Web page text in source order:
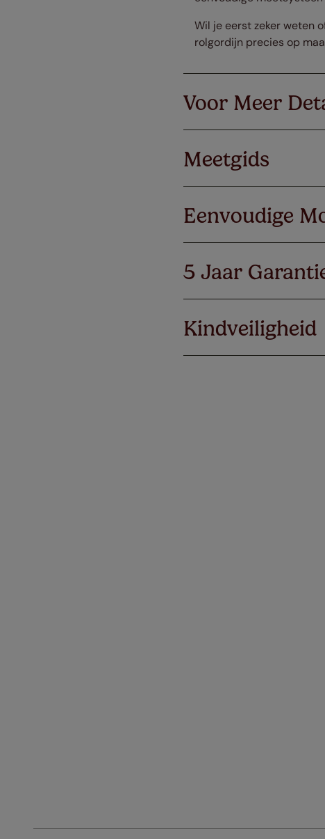
Wil je eerst zeker weten
rolgordijn precies op
Voor Meer
Meetgids
Eenvoudige
5 Jaar
Kindveiligheid